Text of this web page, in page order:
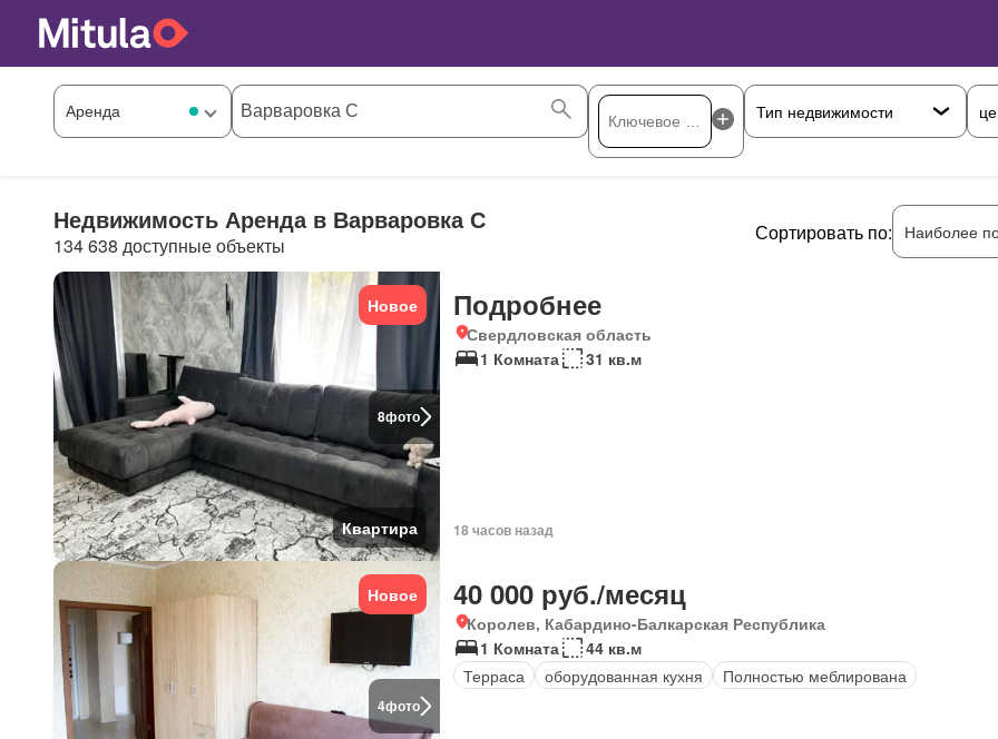
Недвижимость Аренда в Варваровка С
134 638 доступные объекты
Сортировать по: Наиболее
8фото
Новое
Квартира
Подробнее
Свердловская область
1 Комната
31 кв.м
18 часов назад
4фото
Новое 40 000 руб./месяц
Королев, Кабардино-Балкарская Республика
1 Комната
44 кв.м
Терраса
оборудованная кухня Полностью меблирована